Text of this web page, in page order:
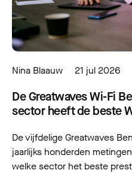
Nina Blaauw 21 jul 2026
De Greatwaves Wi-Fi
sector heeft de beste
De vijfdelige Greatwaves
jaarlijks honderden
welke sector het beste